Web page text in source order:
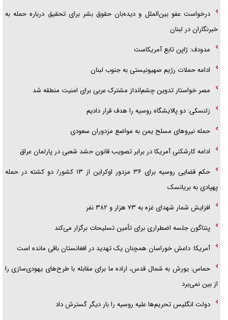
درخواست عفو بین‌الملل و دیده‌بان حقوق بشر برای تحقیق درباره حمله به
خبرنگاران در لبنان
مدودف: ژاپن تابع آمریکاست
ادامه حملات رژیم صهیونیستی به جنوب لبنان
مصر خواستار تدوین چشم‌انداز مشترک عربی برای امنیت منطقه شد
زلنسکی: دو پالایشگاه روسیه را هدف قرار دادیم
حمله نیرو‌های مسلح یمن به مواضع مزدوران سعودی
ادامه کارشکنی آمریکا در برابر تصویب قانون حشد شعبی در پارلمان عراق
حکم قضایی روسیه برای ۳۶ مزدور اوکراین از ۱۳ کشور/ دو کشته در حمله
پهپادی به بریانسک
افزایش شمار شهدای غزه به ۷۳ هزار و ۳۸۲ نفر
پنتاگون جلسه اضطراری برای تأمین تسلیحات برگزار می‌کند
آمریکا: داعش خوراسان همچنان یک تهدید در افغانستان باقی مانده است
حماس: یورش به شمال قدس، اراده ما برای مقابله با طرح‌های یهودی‌سازی را
از بین نمی‌برد
دولت انگلیس تحریم‌ها علیه روسیه را بار دیگر گسترش داد